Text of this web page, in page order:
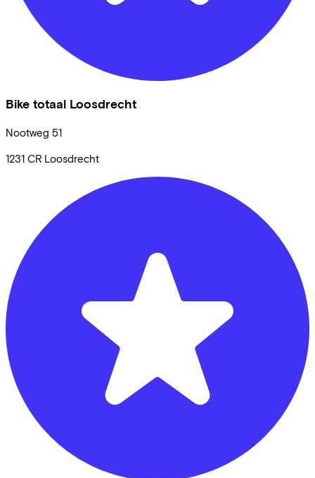
Bike totaal Loosdrecht
Nootweg 51
1231 CR Loosdrecht